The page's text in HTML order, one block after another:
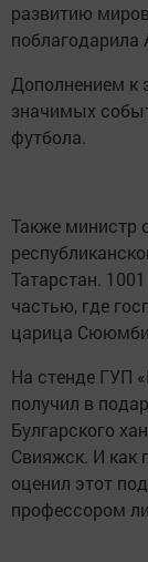
развитию
поблагодарила
Дополнением к
значимых
футбола.
Также министр
Татарстан.
частью, где
царица
На стенде ГУП
получил в
Булгарского
Свияжск. И как
оценил этот
профессором